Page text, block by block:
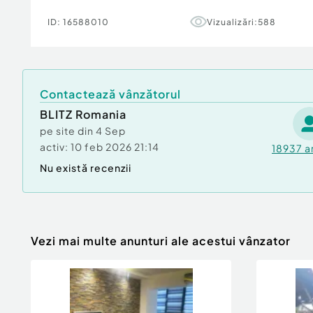
Alte caracteristici :
Aer condiționat instalat
Bucătărie mobilată și utilată + electrocasnice
Blocul a fost evaluat si nu exista incadrare
Cod ofertă / ID BLITZ: P149974
Id intern: P149974
ID: 16588010 Vizualizări:588
Contactează vânzătorul
BLITZ Romania
pe site din 4 Sep
activ: 10 feb 2026 21:14 18937
Nu există recenzii
Vezi mai multe anunturi ale acestui vânzator